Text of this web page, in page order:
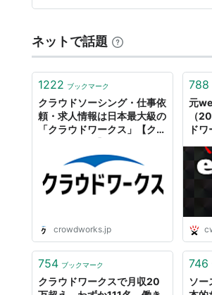
ネットで話題
1222 ブックマーク
クラウドソーシング・仕事依
頼・求人情報は日本最大級の
「クラウドワークス」【クラ
crowdworks.jp
788
元
（
ド
754 ブックマーク
クラウドワークスで月収20
746
ソー